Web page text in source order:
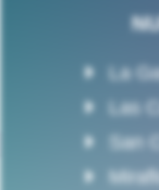
La
Las
San